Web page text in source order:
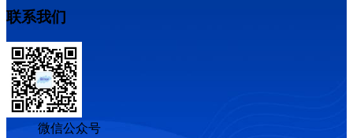
联系我们
微信公众号